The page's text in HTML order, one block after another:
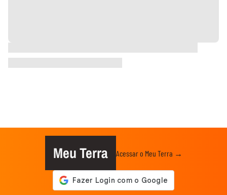
Meu Terra Acessar o Meu Terra →